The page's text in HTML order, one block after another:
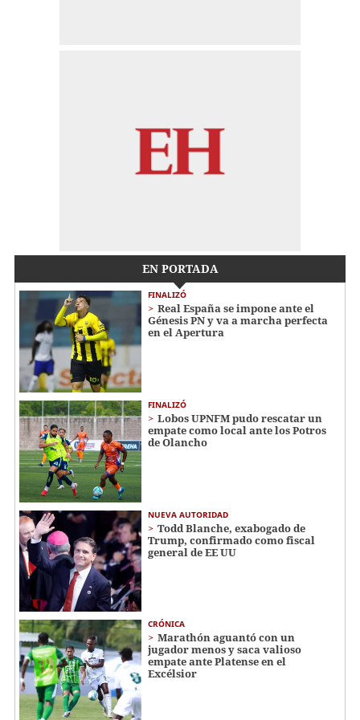
EN PORTADA
FINALIZÓ
Real España se impone ante el
Génesis PN y va a marcha perfecta
en el Apertura
FINALIZÓ
Lobos UPNFM pudo rescatar un
empate como local ante los Potros
de Olancho
NUEVA AUTORIDAD
Todd Blanche, exabogado de
Trump, confirmado como fiscal
general de EE UU
CRÓNICA
Marathón aguantó con un
jugador menos y saca valioso
empate ante Platense en el
Excélsior